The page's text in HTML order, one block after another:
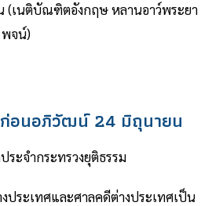
(เนติบัณฑิตอังกฤษ หลานอาว์พระยา
จน์)
ก่อนอภิวัฒน์ 24 มิถุนายน
ะจำกระทรวงยุติธรรม
ประเทศและศาลคดีต่างประเทศเป็น